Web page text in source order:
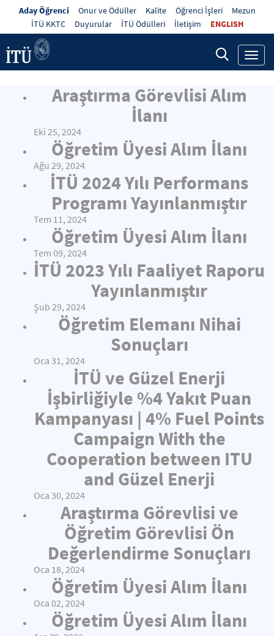
Aday Öğrenci Onur ve Ödüller Kalite Öğrenci İşleri
Mezun
İTÜ KKTC
Duyurular İTÜ Ödülleri İletişim ENGLISH
Araştırma Görevlisi Alım
İlanı
Eki 25, 2024
Öğretim Üyesi Alım İlanı
Ağu 29, 2024
İTÜ 2024 Yılı Performans
Programı Yayınlanmıştır
Tem 11, 2024
Öğretim Üyesi Alım İlanı
Tem 09, 2024
İTÜ 2023 Yılı Faaliyet Raporu
Yayınlanmıştır
Şub 29, 2024
Öğretim Elemanı Nihai
Sonuçları
Oca 31, 2024
İTÜ ve Güzel Enerji
İşbirliğiyle %4 Yakıt Puan
Kampanyası | 4% Fuel Points
Campaign With the
Cooperation between ITU
and Güzel Enerji
Oca 30, 2024
Araştırma Görevlisi ve
Öğretim Görevlisi Ön
Değerlendirme Sonuçları
Oca 18, 2024
Öğretim Üyesi Alım İlanı
Oca 02, 2024
Öğretim Üyesi Alım İlanı